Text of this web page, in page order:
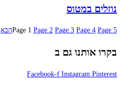
נוזלים במטוס
Page 1 Page 2 Page 3 Page 4 Page 5 הבא
בקרו אותנו גם ב
Facebook-f Instagram Pinterest